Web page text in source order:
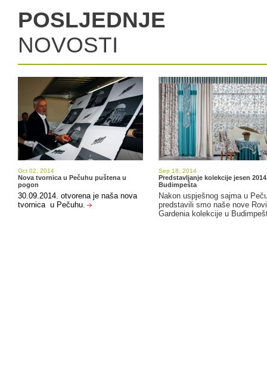
POSLJEDNJE
NOVOSTI
Oct 02, 2014
Nova tvornica u Pečuhu puštena u
pogon
30.09.2014. otvorena je naša nova
tvornica u Pečuhu.
Sep 18, 2014
Predstavljanje kolekcije jesen
Budimpešta
Nakon uspješnog sajma u
predstavili smo naše nove
Gardenia kolekcije u